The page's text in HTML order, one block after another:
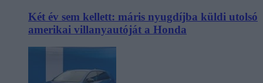
Két év sem kellett: máris nyugdíjba küldi utolsó
amerikai villanyautóját a Honda